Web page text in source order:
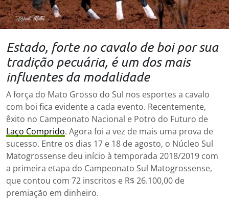
Estado, forte no cavalo de boi por sua
tradição pecuária, é um dos mais
influentes da modalidade
A força do Mato Grosso do Sul nos esportes a cavalo
com boi fica evidente a cada evento. Recentemente,
êxito no Campeonato Nacional e Potro do Futuro de
Laço Comprido. Agora foi a vez de mais uma prova de
sucesso. Entre os dias 17 e 18 de agosto, o Núcleo Sul
Matogrossense deu início à temporada 2018/2019 com
a primeira etapa do Campeonato Sul Matogrossense,
que contou com 72 inscritos e R$ 26.100,00 de
premiação em dinheiro.